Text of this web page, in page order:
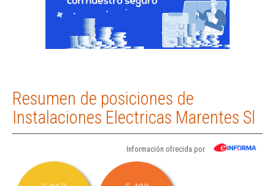
Resumen de posiciones de
Instalaciones Electricas Marentes Sl
Información ofrecida por